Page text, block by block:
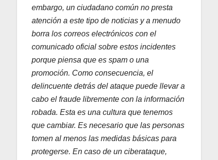
embargo, un ciudadano común no presta
atención a este tipo de noticias y a menudo
borra los correos electrónicos con el
comunicado oficial sobre estos incidentes
porque piensa que es spam o una
promoción. Como consecuencia, el
delincuente detrás del ataque puede llevar a
cabo el fraude libremente con la información
robada. Esta es una cultura que tenemos
que cambiar. Es necesario que las personas
tomen al menos las medidas básicas para
protegerse. En caso de un ciberataque,